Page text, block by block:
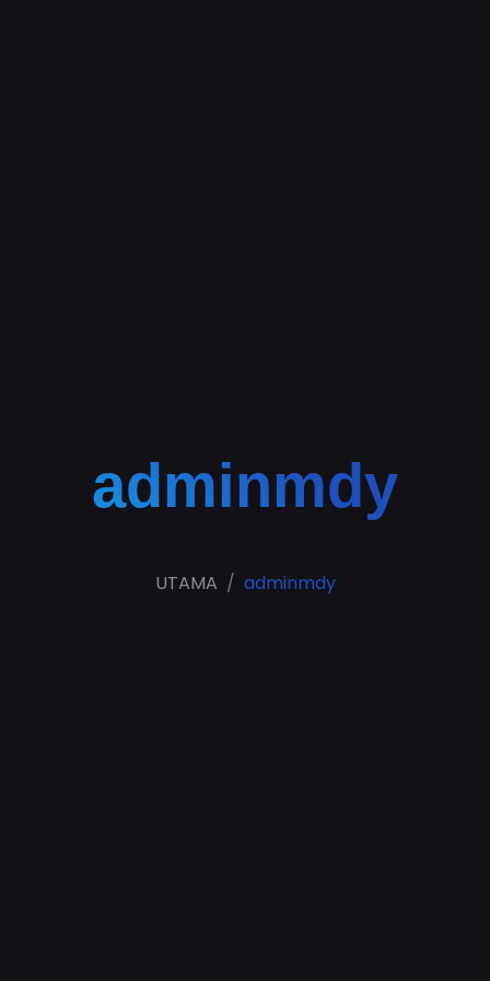
adminmdy
UTAMA adminmdy